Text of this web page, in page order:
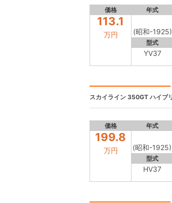
価格 年式
113.1
万円 (昭和-1925)
型式
YV37
スカイライン 350GT ハイブ
価格 年式
199.8
万円 (昭和-1925)
型式
HV37